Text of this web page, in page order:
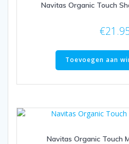
Navitas Organic Touch
€
Toevoegen aan
Navitas Organic Touch